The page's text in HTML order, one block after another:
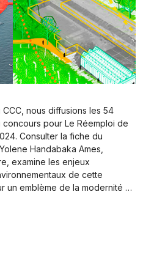
nous diffusions les 54
pour Le Réemploi de
Consulter la fiche du
Handabaka Ames,
examine les enjeux
de cette
un emblème de la modernité …